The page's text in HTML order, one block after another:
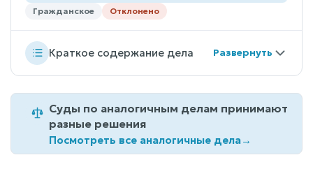
Гражданское Отклонено
Краткое содержание дела
Суды по аналогичным делам принимают
разные решения
Посмотреть все аналогичные дела→